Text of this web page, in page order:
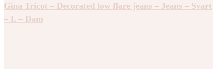
Gina Tricot – Decorated low flare jeans – Jeans – Svart
– L – Dam